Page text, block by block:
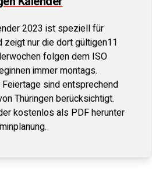
2023 ist speziell für
zeigt nur die dort gültigen11
folgen dem ISO
immer montags.
sind entsprechend
Thüringenberücksichtigt.
kostenlos als PDF herunter